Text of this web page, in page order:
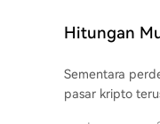
Hitungan
Sementara
pasar kripto